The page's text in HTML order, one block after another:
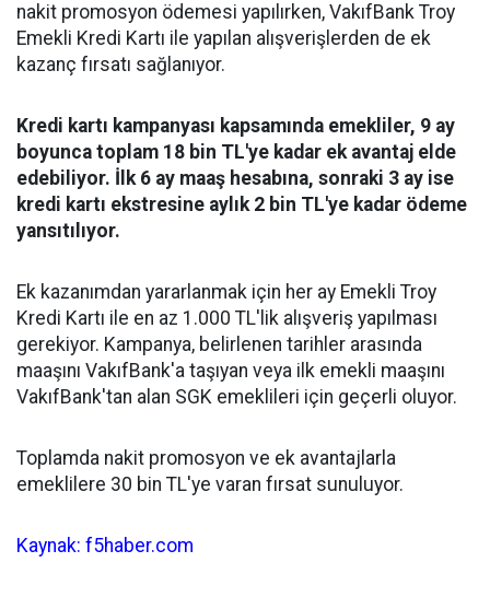
nakit promosyon ödemesi yapılırken, VakıfBank Troy
Emekli Kredi Kartı ile yapılan alışverişlerden de ek
kazanç fırsatı sağlanıyor.
Kredi kartı kampanyası kapsamında emekliler, 9 ay
boyunca toplam 18 bin TL'ye kadar ek avantaj elde
edebiliyor. İlk 6 ay maaş hesabına, sonraki 3 ay ise
kredi kartı ekstresine aylık 2 bin TL'ye kadar ödeme
yansıtılıyor.
Ek kazanımdan yararlanmak için her ay Emekli Troy
Kredi Kartı ile en az 1.000 TL'lik alışveriş yapılması
gerekiyor. Kampanya, belirlenen tarihler arasında
maaşını VakıfBank'a taşıyan veya ilk emekli maaşını
VakıfBank'tan alan SGK emeklileri için geçerli oluyor.
Toplamda nakit promosyon ve ek avantajlarla
emeklilere 30 bin TL'ye varan fırsat sunuluyor.
Kaynak: f5haber.com